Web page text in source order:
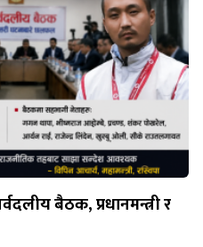
बैठक, प्रधानमन्त्री र